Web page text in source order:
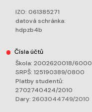
IZO: 061385271
datová schránka:
hdpzb4b
Čísla účtů
Škola: 2002620018/6000
SRPŠ: 125190389/0800
Platby studentů:
2702740424/2010
Dary: 2603044749/2010